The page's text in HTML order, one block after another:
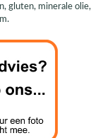
gluten, minerale olie,